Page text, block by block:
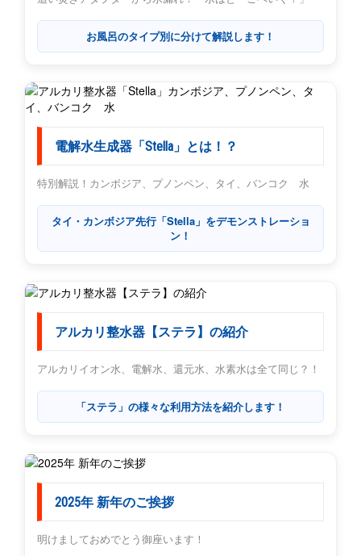
お風呂のタイプ別に分けて解説します！
電解水生成器「Stella」とは！？
特別解説！カンボジア、プノンペン、タイ、バンコク 水
タイ・カンボジア先行「Stella」をデモンストレーショ
ン！
アルカリ整水器【ステラ】の紹介
アルカリイオン水、電解水、還元水、水素水は全て同じ？！
「ステラ」の様々な利用方法を紹介します！
2025年 新年のご挨拶
明けましておめでとう御座います！